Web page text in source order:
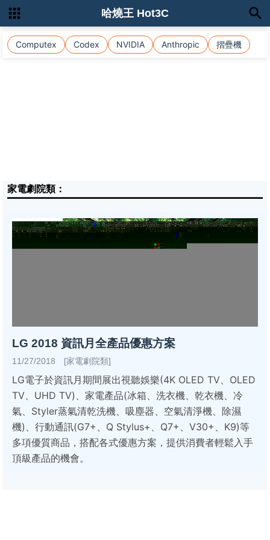
Computex Codex NVIDIA Anthropic 摺疊機
哈燒王 Hot3C
家電劇院類：
LG 2018 資訊月全產品優惠方案
11/27/2018 [家電劇院類]
LG電子於資訊月期間展出視聽娛樂(4K OLED TV、OLED
TV、UHD TV)、家電產品(冰箱、洗衣機、乾衣機、冷
氣、Styler蒸氣清乾洗機、吸塵器、空氣清淨機、除濕
機)、行動通訊(G7+、Q Stylus+、Q7+、V30+、K9)等
多項優質商品，搭配各式優惠方案，提供消費者輕鬆入手
頂級產品的機會。